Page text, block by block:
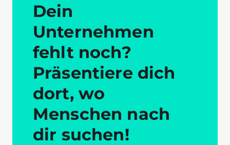
Dein
Unternehmen
fehlt noch?
Präsentiere dich
dort, wo
Menschen nach
dir suchen!